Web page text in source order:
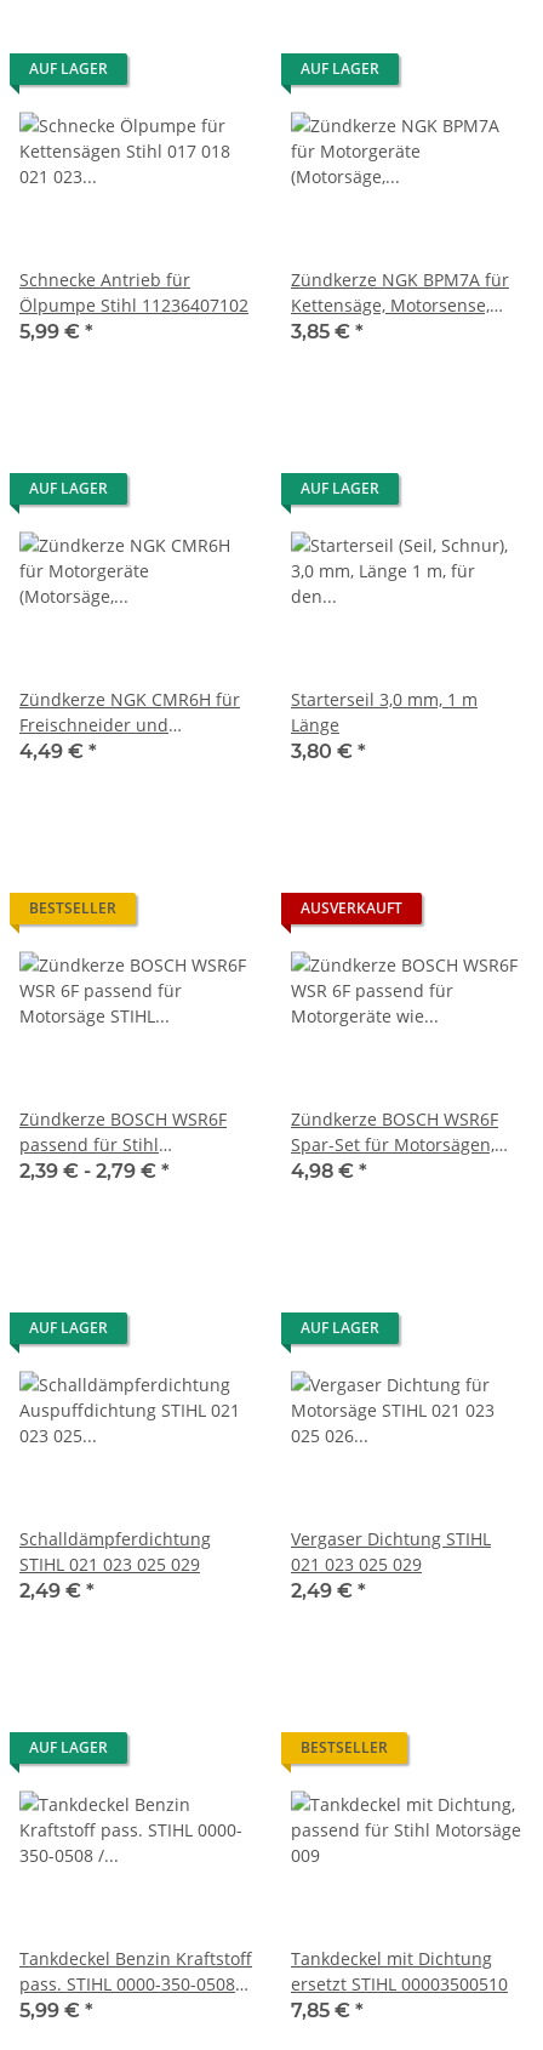
AUF LAGER
Schnecke Antrieb für
Ölpumpe Stihl 11236407102
5,99 € *
AUF LAGER
Zündkerze NGK BPM7A für
Kettensäge, Motorsense,
Heckenschere
3,85 € *
AUF LAGER
Zündkerze NGK CMR6H für
Freischneider und
Motorsense
4,49 € *
AUF LAGER
Starterseil 3,0 mm, 1 m
Länge
3,80 € *
BESTSELLER
Zündkerze BOSCH WSR6F
passend für Stihl
Kettensäge Motorsäge
2,39 € - 2,79 € *
AUSVERKAUFT
Zündkerze BOSCH WSR6F
Spar-Set für Motorsägen,
Freischneider,
4,98 € *
AUF LAGER
Schalldämpferdichtung
STIHL 021 023 025 029
2,49 € *
AUF LAGER
Vergaser Dichtung STIHL
021 023 025 029
2,49 € *
AUF LAGER
Tankdeckel Benzin Kraftstoff
pass. STIHL 0000-350-0508 /
00003500508
5,99 € *
BESTSELLER
Tankdeckel mit Dichtung
ersetzt STIHL 00003500510
7,85 € *